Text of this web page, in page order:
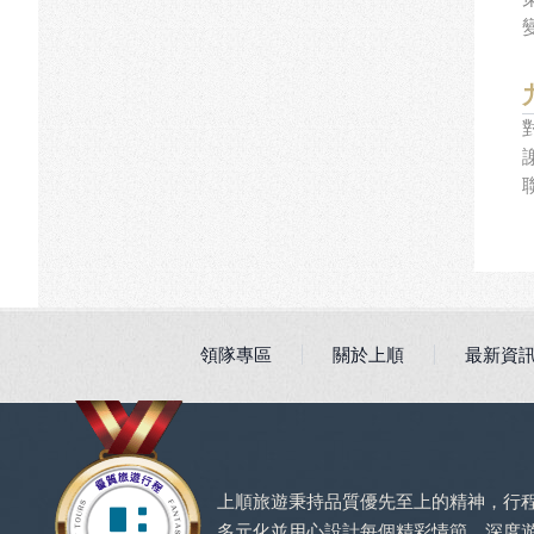
領隊專區 關於上順 最新資
上順旅遊秉持品質優先至上的精神，行